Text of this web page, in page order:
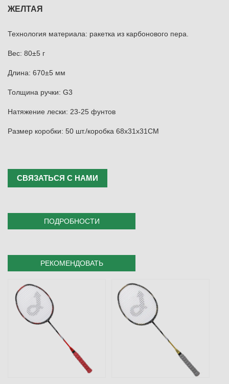
ЖЕЛТАЯ
Технология материала: ракетка из карбонового пера.
Вес: 80±5 г
Длина: 670±5 мм
Толщина ручки: G3
Натяжение лески: 23-25 ​​фунтов
Размер коробки: 50 шт./коробка 68x31x31CM
СВЯЗАТЬСЯ С НАМИ
ПОДРОБНОСТИ
РЕКОМЕНДОВАТЬ